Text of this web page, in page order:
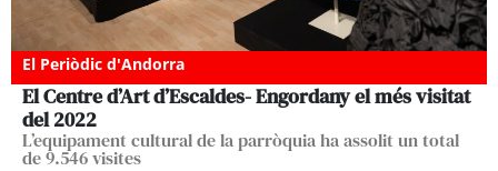
El Periòdic d'Andorra
El Centre d’Art d’Escaldes- Engordany el més visitat
del 2022
L’equipament cultural de la parròquia ha assolit un total
de 9.546 visites